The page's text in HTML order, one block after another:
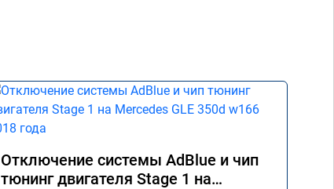
Отключение системы AdBlue и чип
тюнинг двигателя Stage 1 на